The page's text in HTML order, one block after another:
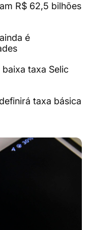
R$ 62,5 bilhões
é
taxa Selic
taxa básica